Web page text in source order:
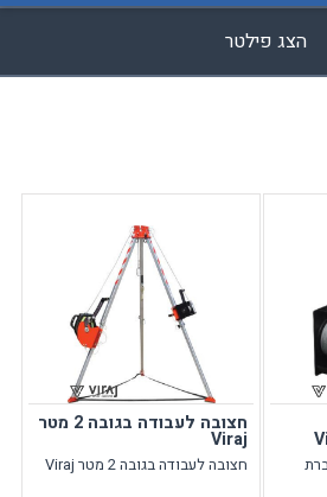
הצג פילטר
חצובה לעבודה בגובה 2 מטר
Viraj
חצובה לעבודה בגובה 2 מטר Viraj